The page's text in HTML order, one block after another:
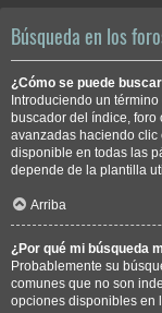
Búsqueda en los
¿Cómo se puede
Introduciendo un
buscador del índice, foro
avanzadas haciendo clic
disponible en todas las
depende de la plantilla
Arriba
¿Por qué mi búsqueda
Probablemente su
comunes que no son
opciones disponibles en